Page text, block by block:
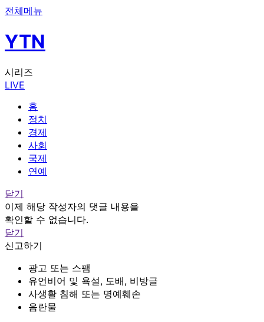
전체메뉴
YTN
시리즈
LIVE
홈
정치
경제
사회
국제
연예
닫기
이제 해당 작성자의 댓글 내용을
확인할 수 없습니다.
닫기
신고하기
광고 또는 스팸
유언비어 및 욕설, 도배, 비방글
사생활 침해 또는 명예훼손
음란물